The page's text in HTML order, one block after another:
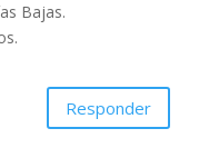
Bajas.
Responder